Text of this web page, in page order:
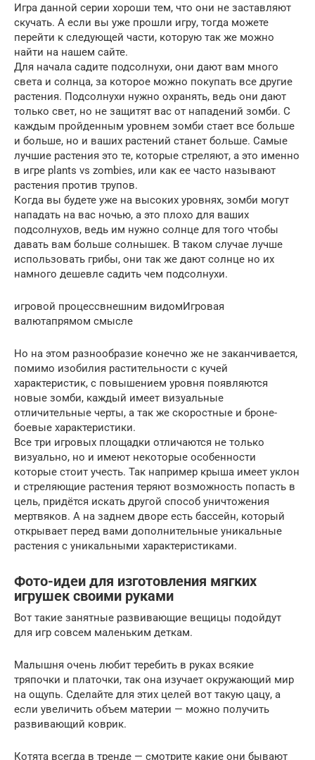
Игра данной серии хороши тем, что они не заставляют
скучать. А если вы уже прошли игру, тогда можете
перейти к следующей части, которую так же можно
найти на нашем сайте.
Для начала садите подсолнухи, они дают вам много
света и солнца, за которое можно покупать все другие
растения. Подсолнухи нужно охранять, ведь они дают
только свет, но не защитят вас от нападений зомби. С
каждым пройденным уровнем зомби стает все больше
и больше, но и ваших растений станет больше. Самые
лучшие растения это те, которые стреляют, а это именно
в игре plants vs zombies, или как ее часто называют
растения против трупов.
Когда вы будете уже на высоких уровнях, зомби могут
нападать на вас ночью, а это плохо для ваших
подсолнухов, ведь им нужно солнце для того чтобы
давать вам больше солнышек. В таком случае лучше
использовать грибы, они так же дают солнце но их
намного дешевле садить чем подсолнухи.
игровой процессвнешним видомИгровая
валютапрямом смысле
Но на этом разнообразие конечно же не заканчивается,
помимо изобилия растительности с кучей
характеристик, с повышением уровня появляются
новые зомби, каждый имеет визуальные
отличительные черты, а так же скоростные и броне-
боевые характеристики.
Все три игровых площадки отличаются не только
визуально, но и имеют некоторые особенности
которые стоит учесть. Так например крыша имеет уклон
и стреляющие растения теряют возможность попасть в
цель, придётся искать другой способ уничтожения
мертвяков. А на заднем дворе есть бассейн, который
открывает перед вами дополнительные уникальные
растения с уникальными характеристиками.
Фото-идеи для изготовления мягких
игрушек своими руками
Вот такие занятные развивающие вещицы подойдут
для игр совсем маленьким деткам.
Малышня очень любит теребить в руках всякие
тряпочки и платочки, так она изучает окружающий мир
на ощупь. Сделайте для этих целей вот такую цацу, а
если увеличить объем материи — можно получить
развивающий коврик.
Котята всегда в тренде — смотрите какие они бывают